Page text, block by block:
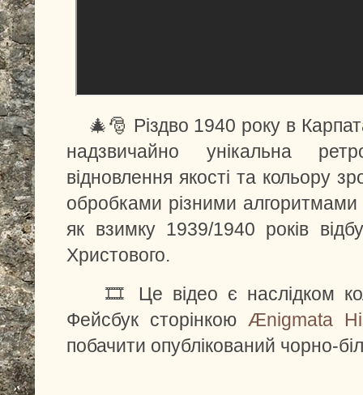
🎄🎅 Різдво 1940 року в
надзвичайно унікальна
відновлення якості та кольору
обробками різними алгоритмами
як взимку 1939/1940 років
Христового.
🎞️ Це відео є наслідком
Фейсбук сторінкою Ænigmata
побачити опублікований чорно-